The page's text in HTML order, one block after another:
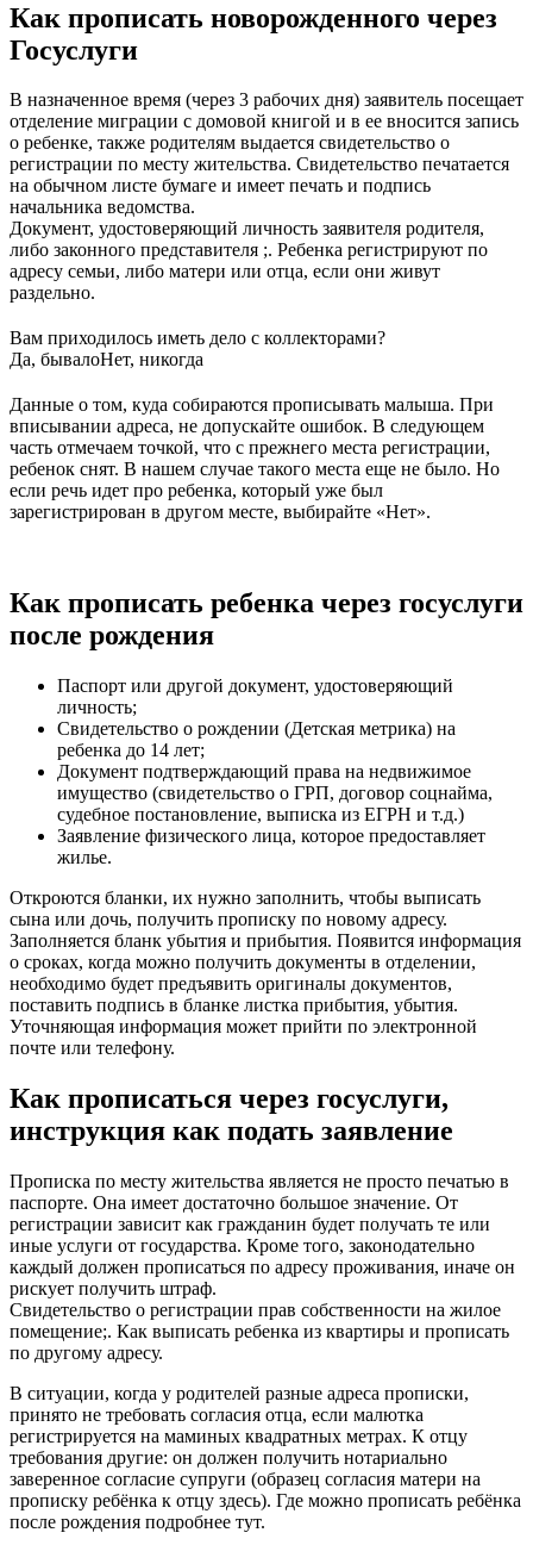
Как прописать новорожденного через
Госуслуги
В назначенное время (через 3 рабочих дня) заявитель посещает
отделение миграции с домовой книгой и в ее вносится запись
о ребенке, также родителям выдается свидетельство о
регистрации по месту жительства. Свидетельство печатается
на обычном листе бумаге и имеет печать и подпись
начальника ведомства.
Документ, удостоверяющий личность заявителя родителя,
либо законного представителя ;. Ребенка регистрируют по
адресу семьи, либо матери или отца, если они живут
раздельно.
Вам приходилось иметь дело с коллекторами?
Да, бывалоНет, никогда
Данные о том, куда собираются прописывать малыша. При
вписывании адреса, не допускайте ошибок. В следующем
часть отмечаем точкой, что с прежнего места регистрации,
ребенок снят. В нашем случае такого места еще не было. Но
если речь идет про ребенка, который уже был
зарегистрирован в другом месте, выбирайте «Нет».
Как прописать ребенка через госуслуги
после рождения
Паспорт или другой документ, удостоверяющий
личность;
Свидетельство о рождении (Детская метрика) на
ребенка до 14 лет;
Документ подтверждающий права на недвижимое
имущество (свидетельство о ГРП, договор соцнайма,
судебное постановление, выписка из ЕГРН и т.д.)
Заявление физического лица, которое предоставляет
жилье.
Откроются бланки, их нужно заполнить, чтобы выписать
сына или дочь, получить прописку по новому адресу.
Заполняется бланк убытия и прибытия. Появится информация
о сроках, когда можно получить документы в отделении,
необходимо будет предъявить оригиналы документов,
поставить подпись в бланке листка прибытия, убытия.
Уточняющая информация может прийти по электронной
почте или телефону.
Как прописаться через госуслуги,
инструкция как подать заявление
Прописка по месту жительства является не просто печатью в
паспорте. Она имеет достаточно большое значение. От
регистрации зависит как гражданин будет получать те или
иные услуги от государства. Кроме того, законодательно
каждый должен прописаться по адресу проживания, иначе он
рискует получить штраф.
Свидетельство о регистрации прав собственности на жилое
помещение;. Как выписать ребенка из квартиры и прописать
по другому адресу.
В ситуации, когда у родителей разные адреса прописки,
принято не требовать согласия отца, если малютка
регистрируется на маминых квадратных метрах. К отцу
требования другие: он должен получить нотариально
заверенное согласие супруги (образец согласия матери на
прописку ребёнка к отцу здесь). Где можно прописать ребёнка
после рождения подробнее тут.